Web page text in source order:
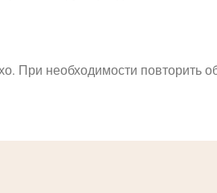
При необходимости повторить